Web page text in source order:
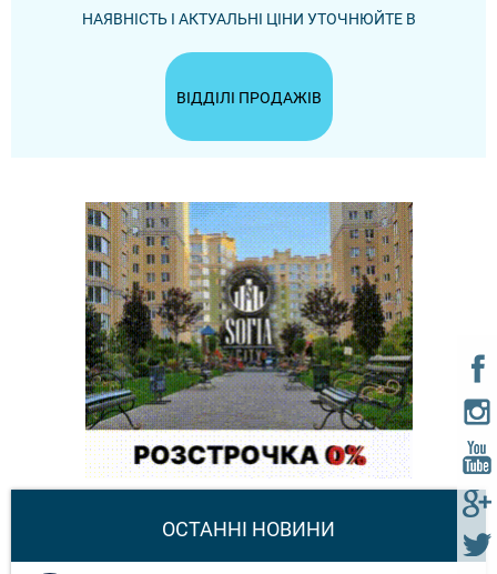
НАЯВНІСТЬ І АКТУАЛЬНІ ЦІНИ УТОЧНЮЙТЕ В
ВІДДІЛІ ПРОДАЖІВ
ОСТАННІ НОВИНИ